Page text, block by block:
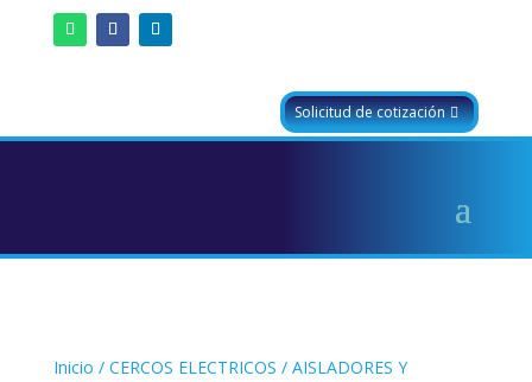
Solicitud de cotización
Inicio / CERCOS ELECTRICOS / AISLADORES Y